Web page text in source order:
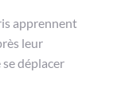
apprennent
leur
se déplacer